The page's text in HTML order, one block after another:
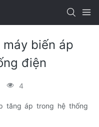
biến áp
điện
4
tăng áp trong hệ thống